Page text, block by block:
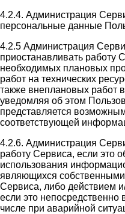
4.2.4. Администрация
персональные данные
4.2.5 Администрация
приостанавливать работу
необходимых плановых
работ на технических
также внеплановых работ
уведомляя об этом
представляется
соответствующей
4.2.6. Администрация
работу Сервиса, если это
использования
являющихся
Сервиса, либо действием
если это непосредственно
числе при аварийной